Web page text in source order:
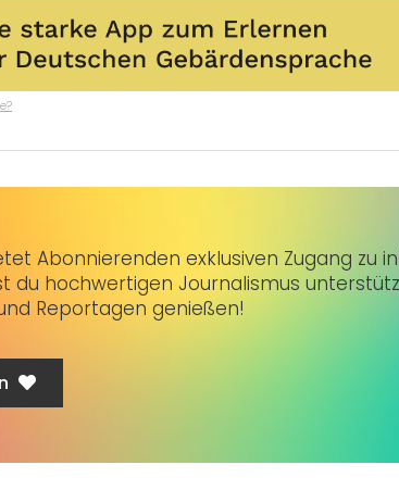
Abonnierenden exklusiven Zugang zu
du hochwertigen Journalismus
Reportagen genießen!